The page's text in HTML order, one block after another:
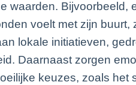
waarden. Bijvoorbeeld,
voelt met zijn buurt,
lokale initiatieven,
Daarnaast zorgen
keuzes, zoals het